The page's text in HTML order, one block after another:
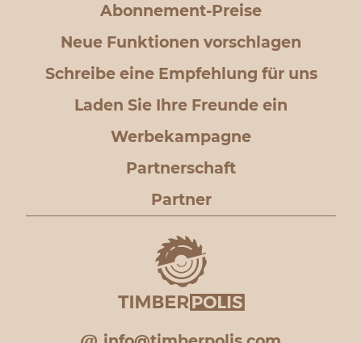
Abonnement-Preise
Neue Funktionen vorschlagen
Schreibe eine Empfehlung für uns
Laden Sie Ihre Freunde ein
Werbekampagne
Partnerschaft
Partner